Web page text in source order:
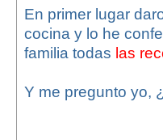
En primer lugar
cocina y lo he
familia todas las
Y me pregunto yo,